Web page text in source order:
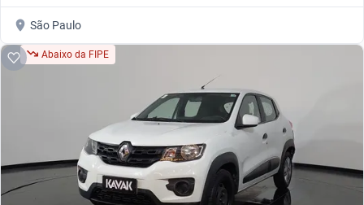
São Paulo
Abaixo da FIPE